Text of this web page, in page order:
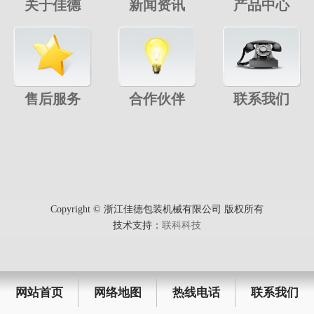
关于佳德 新闻资讯 产品中心
售后服务 合作伙伴 联系我们
网站首页 网络地图 热线电话 联系我们
Copyright © 浙江佳德包装机械有限公司 版权所有
技术支持： 联科科技